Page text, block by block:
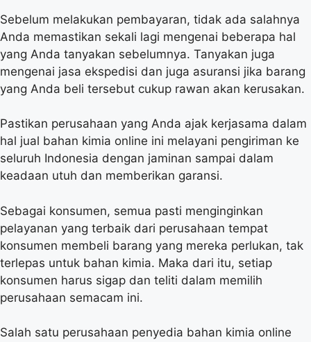
Sebelum melakukan pembayaran, tidak ada salahnya
Anda memastikan sekali lagi mengenai beberapa hal
yang Anda tanyakan sebelumnya. Tanyakan juga
mengenai jasa ekspedisi dan juga asuransi jika barang
yang Anda beli tersebut cukup rawan akan kerusakan.
Pastikan perusahaan yang Anda ajak kerjasama dalam
hal jual bahan kimia online ini melayani pengiriman ke
seluruh Indonesia dengan jaminan sampai dalam
keadaan utuh dan memberikan garansi.
Sebagai konsumen, semua pasti menginginkan
pelayanan yang terbaik dari perusahaan tempat
konsumen membeli barang yang mereka perlukan, tak
terlepas untuk bahan kimia. Maka dari itu, setiap
konsumen harus sigap dan teliti dalam memilih
perusahaan semacam ini.
Salah satu perusahaan penyedia bahan kimia online